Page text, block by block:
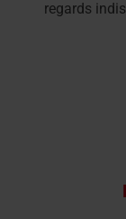
regards